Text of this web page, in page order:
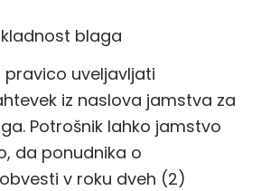
blaga
pravico uveljavljati
iz naslova jamstva za
Potrošnik lahko jamstvo
da ponudnika o
v roku dveh (2)